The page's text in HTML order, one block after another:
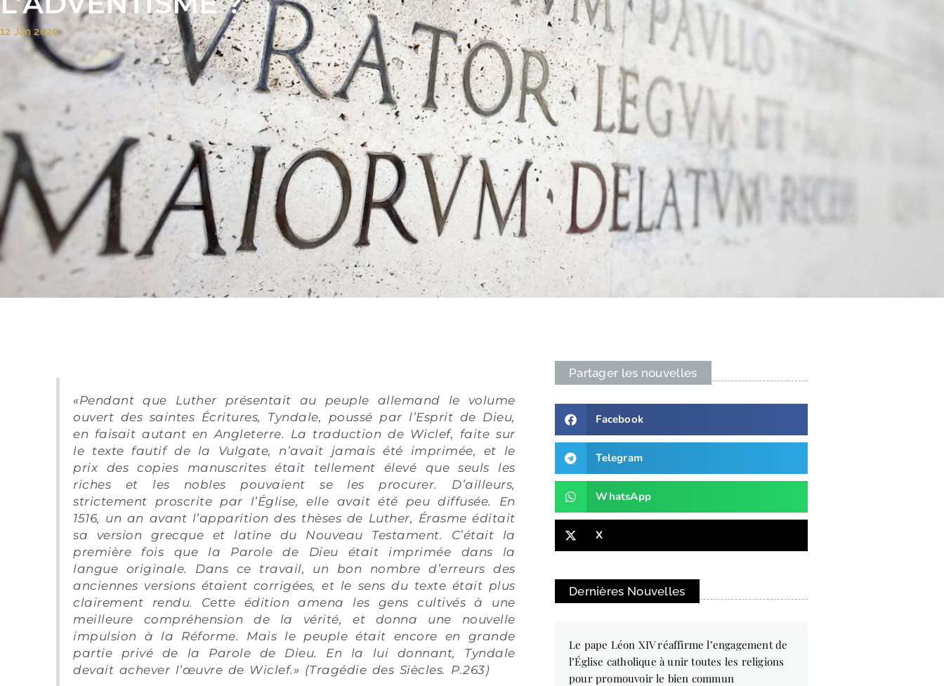
12 Jan 2020
«Pendant que Luther présentait au peuple allemand le volume
ouvert des saintes Écritures, Tyndale, poussé par l’Esprit de Dieu,
en faisait autant en Angleterre. La traduction de Wiclef, faite sur
le texte fautif de la Vulgate, n’avait jamais été imprimée, et le
prix des copies manuscrites était tellement élevé que seuls les
riches et les nobles pouvaient se les procurer. D’ailleurs,
strictement proscrite par l’Église, elle avait été peu diffusée. En
1516, un an avant l’apparition des thèses de Luther, Érasme éditait
sa version grecque et latine du Nouveau Testament. C’était la
première fois que la Parole de Dieu était imprimée dans la
langue originale. Dans ce travail, un bon nombre d’erreurs des
anciennes versions étaient corrigées, et le sens du texte était plus
clairement rendu. Cette édition amena les gens cultivés à une
meilleure compréhension de la vérité, et donna une nouvelle
impulsion à la Réforme. Mais le peuple était encore en grande
partie privé de la Parole de Dieu. En la lui donnant, Tyndale
devait achever l’œuvre de Wiclef.» (Tragédie des Siècles. P.263)
Partager les nouvelles
Facebook
Telegram
WhatsApp
X
Dernières Nouvelles
Le pape Léon XIV réaffirme l’engagement de
l’Église catholique à unir toutes les religions
pour promouvoir le bien commun